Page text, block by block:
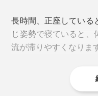
20年以上、枕の設計
ん（ディーブレス代表
「もともと、オーダ
骨）の深さを測る時
長時間、正座している
じ姿勢で寝ていると、
流が滞りやすくなります
そうした圧迫や血行